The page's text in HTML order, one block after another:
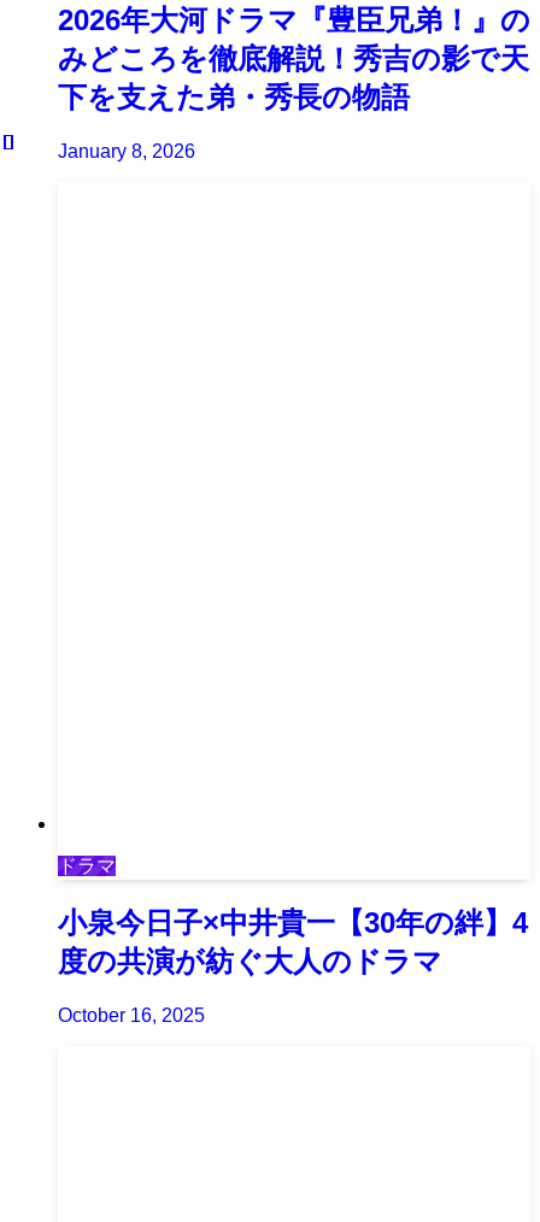
2026年大河ドラマ『豊臣兄弟！』の
みどころを徹底解説！秀吉の影で天
下を支えた弟・秀長の物語
January 8, 2026
ドラマ
小泉今日子×中井貴一【30年の絆】4
度の共演が紡ぐ大人のドラマ
October 16, 2025